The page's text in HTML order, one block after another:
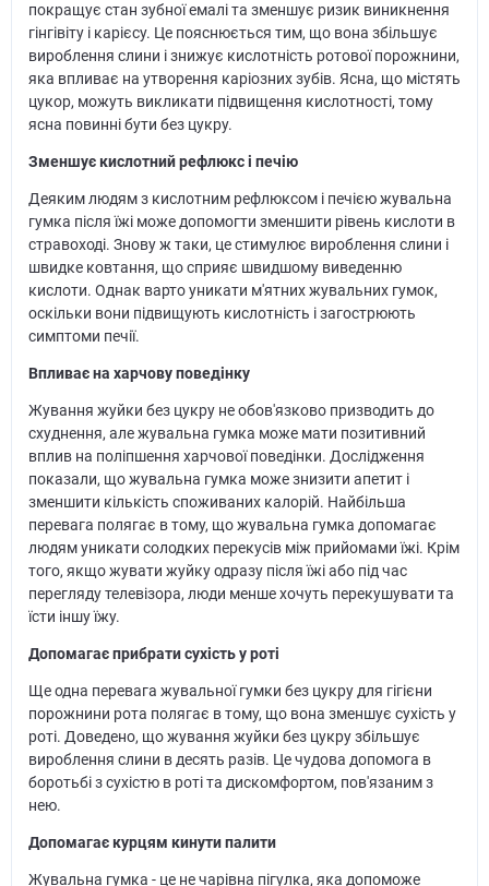
покращує стан зубної емалі та зменшує ризик виникнення
гінгівіту і карієсу. Це пояснюється тим, що вона збільшує
вироблення слини і знижує кислотність ротової порожнини,
яка впливає на утворення каріозних зубів. Ясна, що містять
цукор, можуть викликати підвищення кислотності, тому
ясна повинні бути без цукру.
Зменшує кислотний рефлюкс і печію
Деяким людям з кислотним рефлюксом і печією жувальна
гумка після їжі може допомогти зменшити рівень кислоти в
стравоході. Знову ж таки, це стимулює вироблення слини і
швидке ковтання, що сприяє швидшому виведенню
кислоти. Однак варто уникати м'ятних жувальних гумок,
оскільки вони підвищують кислотність і загострюють
симптоми печії.
Впливає на харчову поведінку
Жування жуйки без цукру не обов'язково призводить до
схуднення, але жувальна гумка може мати позитивний
вплив на поліпшення харчової поведінки. Дослідження
показали, що жувальна гумка може знизити апетит і
зменшити кількість споживаних калорій. Найбільша
перевага полягає в тому, що жувальна гумка допомагає
людям уникати солодких перекусів між прийомами їжі. Крім
того, якщо жувати жуйку одразу після їжі або під час
перегляду телевізора, люди менше хочуть перекушувати та
їсти іншу їжу.
Допомагає прибрати сухість у роті
Ще одна перевага жувальної гумки без цукру для гігієни
порожнини рота полягає в тому, що вона зменшує сухість у
роті. Доведено, що жування жуйки без цукру збільшує
вироблення слини в десять разів. Це чудова допомога в
боротьбі з сухістю в роті та дискомфортом, пов'язаним з
нею.
Допомагає курцям кинути палити
Жувальна гумка - це не чарівна пігулка, яка допоможе